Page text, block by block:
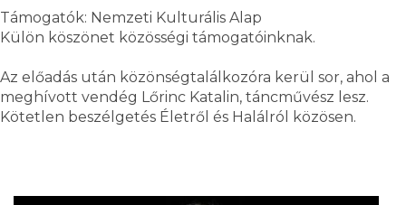
Támogatók: Nemzeti Kulturális Alap
Külön köszönet közösségi támogatóinknak.
Az előadás után közönségtalálkozóra kerül sor, ahol a
meghívott vendég Lőrinc Katalin, táncművész lesz.
Kötetlen beszélgetés Életről és Halálról közösen.